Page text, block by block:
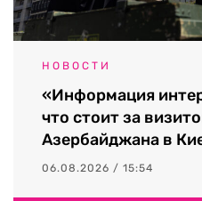
НОВОСТИ
«Информация
что стоит за
Азербайджана в
06.08.2026 / 15:54